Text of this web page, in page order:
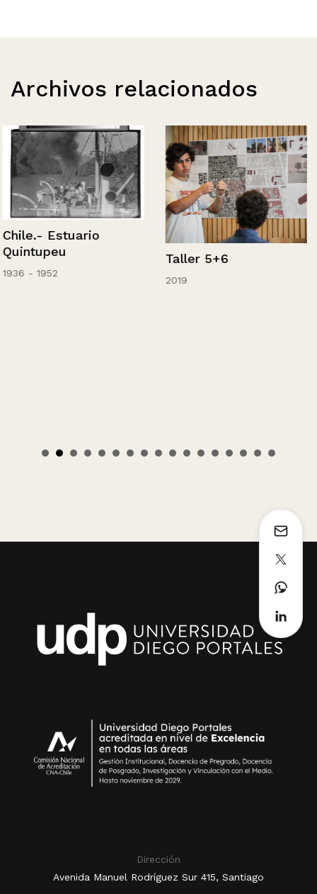
Archivos relacionados
Chile.- Estuario
Quintupeu
1936 - 1952
Taller 5+6
2019
Dirección
Avenida Manuel Rodríguez Sur 415, Santiago